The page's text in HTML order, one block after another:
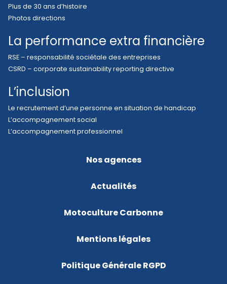
Plus de 30 ans d’histoire
Photos directions
La performance extra financière
RSE – responsabilité sociétale des entreprises
CSRD – corporate sustainability reporting directive
L’inclusion
Le recrutement d’une personne en situation de handicap
L’accompagnement social
L’accompagnement professionnel
Nos agences
Actualités
Motoculture Carbonne
Mentions légales
Politique Générale RGPD